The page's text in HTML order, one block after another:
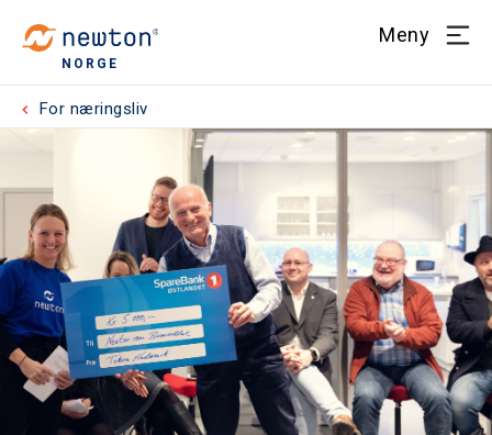
NORGE
Meny
For næringsliv